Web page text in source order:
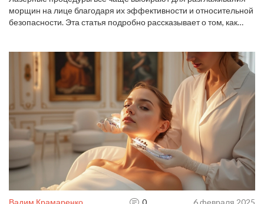
морщин на лице благодаря их эффективности и относительной
безопасности. Эта статья подробно рассказывает о том, как
советами по подготовке к сеансу и уходу за кожей после него,
чтобы достичь максимального эффекта. Узнайте, как лазерные
технологии помогают сохранить молодость кожи.
Вадим Крамаренко 0 6 февраля 2025